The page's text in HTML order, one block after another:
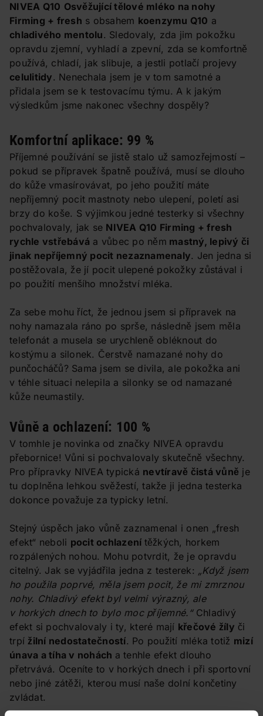
NIVEA Q10 Osvěžující tělové mléko na nohy
Firming + fresh s obsahem koenzymu Q10 a
chladivého mentolu. Sledovaly, zda jim pokožku
opravdu zjemní, vyhladí a zpevní, zda se komfortně
používá, chladí, jak slibuje, a jestli potlačí projevy
celulitidy. Nenechala jsem je v tom samotné a
přidala jsem se k testovacímu týmu. A k jakým
výsledkům jsme nakonec všechny dospěly?
Komfortní aplikace: 99 %
Příjemné používání se jistě stalo už samozřejmostí –
pokud se přípravek špatně používá, musí se dlouho
do kůže vmasírovávat, po jeho použití máte
nepříjemný pocit mastnoty nebo ulepení, poletí asi
brzy do koše. S výjimkou jedné testerky si všechny
pochvalovaly, jak se NIVEA Q10 Firming + fresh
rychle vstřebává a vůbec po něm mastný, lepivý či
jinak nepříjemný pocit nezaznamenaly. Jen jedna si
postěžovala, že jí pocit ulepené pokožky zůstával i
po použití menšího množství mléka.
Za sebe mohu říct, že jednou jsem si přípravek na
nohy namazala ráno po sprše, následně jsem měla
telefonát a musela se urychleně obléknout do
kostýmu a silonek. Čerstvě namazané nohy do
punčocháčů? Sama jsem se divila, ale pokožka ani
v téhle situaci nelepila a silonky se od namazané
kůže neumastily.
Vůně a ochlazení: 100 %
V tomhle je novinka od značky NIVEA opravdu
přebornice! Vůni si pochvalovaly skutečně všechny.
Pro přípravky NIVEA typická nevtíravě čistá vůně je
tu doplněna lehkou svěžestí, takže ji jedna testerka
dokonce považuje za typicky letní.
Stejný úspěch jako vůně zaznamenal i onen „fresh
efekt“ neboli pocit ochlazení těžkých, horkem
rozpálených nohou. Mohu potvrdit, že je opravdu
citelný. Jak se vyjádřila jedna z testerek: „Když jsem
ho použila poprvé, měla jsem pocit, že mi zmrznou
nohy. Chladivý efekt byl velmi výrazný, ale
v horkých dnech to bylo moc příjemné.“Chladivý
efekt si pochvalovaly i ty, které mají křečové žíly či
trpí žilní nedostatečností. Po použití mléka totiž mizí
únava a tíha v nohách a tenhle efekt dlouho
přetrvává. Oceníte to v horkých dnech i při sportovní
nebo jiné zátěži, kterou musí naše dolní končetiny
zvládat.